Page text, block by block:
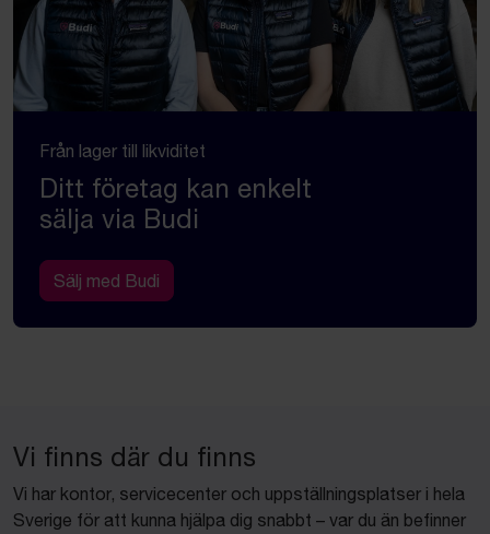
Från lager till likviditet
Ditt företag kan enkelt
sälja via Budi
Sälj med Budi
Vi finns där du finns
Vi har kontor, servicecenter och uppställningsplatser i hela
Sverige för att kunna hjälpa dig snabbt – var du än befinner